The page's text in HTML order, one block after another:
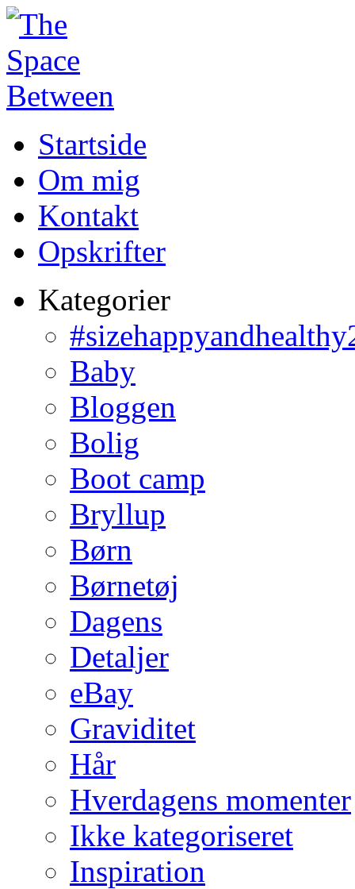
Startside
Om mig
Kontakt
Opskrifter
Kategorier
Baby
Bloggen
Bolig
Boot camp
Bryllup
Børn
Børnetøj
Dagens
Detaljer
eBay
Graviditet
Hår
Hverdagens momenter
Ikke kategoriseret
Inspiration